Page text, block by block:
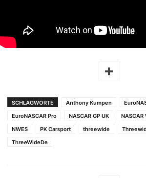
SCHLAGWORTE Anthony Kumpen
EuroNASCAR Pro
NASCAR GP UK
NWES
PK Carsport threewide
ThreeWideDe